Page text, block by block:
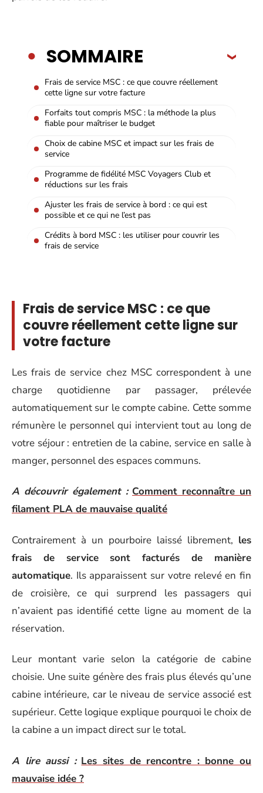
SOMMAIRE
Frais de service MSC : ce que couvre réellement
cette ligne sur votre facture
Forfaits tout compris MSC : la méthode la plus
fiable pour maîtriser le budget
Choix de cabine MSC et impact sur les frais de
service
Programme de fidélité MSC Voyagers Club et
réductions sur les frais
Ajuster les frais de service à bord : ce qui est
possible et ce qui ne l’est pas
Crédits à bord MSC : les utiliser pour couvrir les
frais de service
Frais de service MSC : ce que
couvre réellement cette ligne sur
votre facture
Les frais de service chez MSC correspondent à une
charge quotidienne par passager, prélevée
automatiquement sur le compte cabine. Cette somme
rémunère le personnel qui intervient tout au long de
votre séjour : entretien de la cabine, service en salle à
manger, personnel des espaces communs.
A découvrir également : Comment reconnaître un
filament PLA de mauvaise qualité
Contrairement à un pourboire laissé librement, les
frais de service sont facturés de manière
automatique. Ils apparaissent sur votre relevé en fin
de croisière, ce qui surprend les passagers qui
n’avaient pas identifié cette ligne au moment de la
réservation.
Leur montant varie selon la catégorie de cabine
choisie. Une suite génère des frais plus élevés qu’une
cabine intérieure, car le niveau de service associé est
supérieur. Cette logique explique pourquoi le choix de
la cabine a un impact direct sur le total.
A lire aussi : Les sites de rencontre : bonne ou
mauvaise idée ?